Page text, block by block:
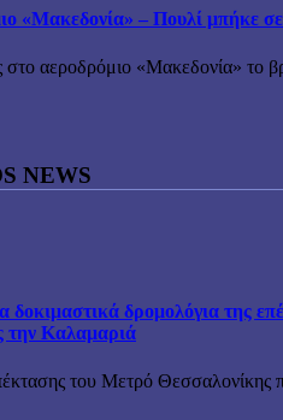
«Μακεδονία» – Πουλί μπήκε
στο αεροδρόμιο «Μακεδονία» το
NEWS
δοκιμαστικά δρομολόγια της
την Καλαμαριά
του Μετρό